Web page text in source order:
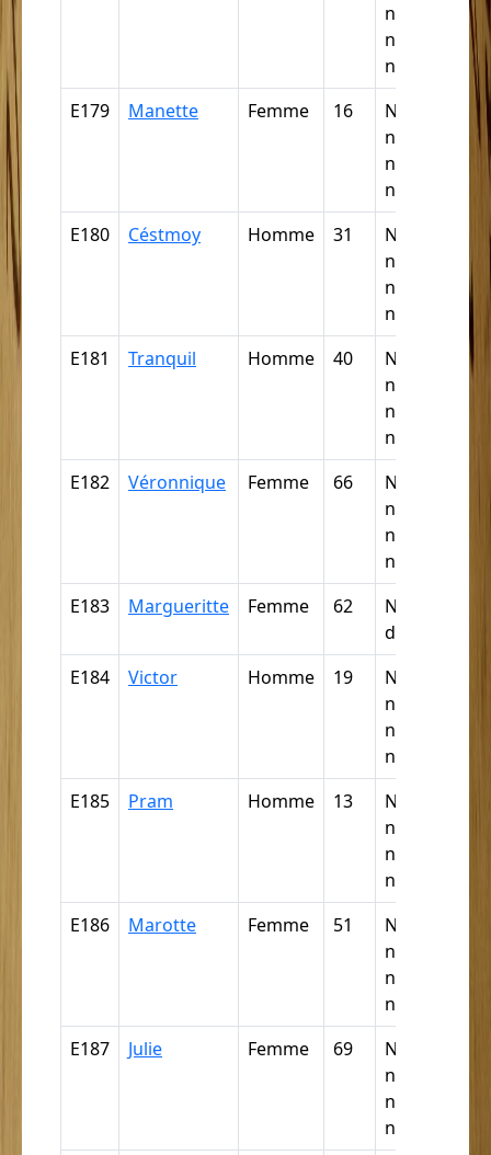
négresse,
négrillon,
négritte ...
E179
Manette Femme 16
Nègre,
négresse,
négrillon,
négritte ...
E180
Céstmoy Homme 31
Nègre,
négresse,
négrillon,
négritte ...
E181
Tranquil Homme 40
Nègre,
négresse,
négrillon,
négritte ...
E182
Véronnique Femme 66
Nègre,
négresse,
négrillon,
négritte ...
E183
Margueritte Femme 62
Nègre (par
déduction)
E184
Victor Homme 19
Nègre,
négresse,
négrillon,
négritte ...
E185
Pram Homme 13
Nègre,
négresse,
négrillon,
négritte ...
E186
Marotte Femme 51
Nègre,
négresse,
négrillon,
négritte ...
E187
Julie Femme 69
Nègre,
négresse,
négrillon,
négritte ...